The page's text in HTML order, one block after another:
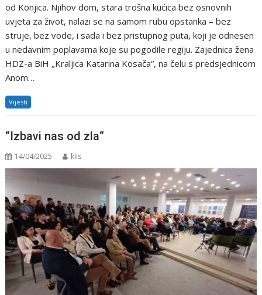
od Konjica. Njihov dom, stara trošna kućica bez osnovnih
uvjeta za život, nalazi se na samom rubu opstanka – bez
struje, bez vode, i sada i bez pristupnog puta, koji je odnesen
u nedavnim poplavama koje su pogodile regiju. Zajednica žena
HDZ-a BiH „Kraljica Katarina Kosača“, na čelu s predsjednicom
Anom…
Vijesti
“Izbavi nas od zla“
14/04/2025 klis